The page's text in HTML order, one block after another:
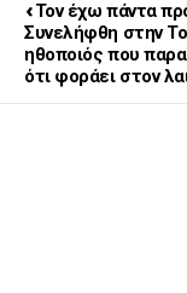
«Τον έχω πάντα
Συνελήφθη στην
ηθοποιός που
ότι φοράει στον